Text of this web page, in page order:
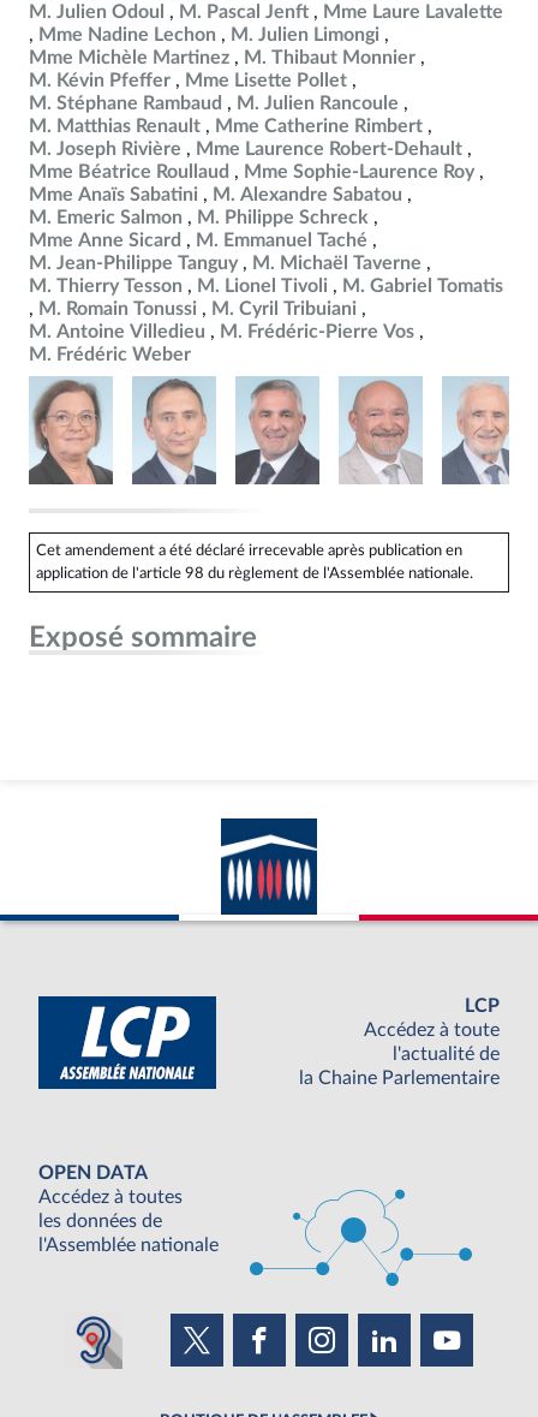
M. Julien Odoul
M. Pascal Jenft
Mme Laure Lavalette
Mme Nadine Lechon
M. Julien Limongi
Mme Michèle Martinez
M. Thibaut Monnier
M. Kévin Pfeffer
Mme Lisette Pollet
M. Stéphane Rambaud
M. Julien Rancoule
M. Matthias Renault
Mme Catherine Rimbert
M. Joseph Rivière
Mme Laurence Robert-Dehault
Mme Béatrice Roullaud
Mme Sophie-Laurence Roy
Mme Anaïs Sabatini
M. Alexandre Sabatou
M. Emeric Salmon
M. Philippe Schreck
Mme Anne Sicard
M. Emmanuel Taché
M. Jean-Philippe Tanguy
M. Michaël Taverne
M. Thierry Tesson
M. Lionel Tivoli
M. Gabriel Tomatis
M. Romain Tonussi
M. Cyril Tribuiani
M. Antoine Villedieu
M. Frédéric-Pierre Vos
M. Frédéric Weber
Cet amendement a été déclaré irrecevable après publication en
application de l'article 98 du règlement de l'Assemblée nationale.
Exposé sommaire
LCP
Accédez à toute
l'actualité de
la Chaine Parlementaire
OPEN DATA
Accédez à toutes
les données de
l'Assemblée nationale